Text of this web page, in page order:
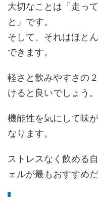
大切なことは「走っ
と」 です。
そして、それはほと
できます。
軽さと飲みやすさの
けると良いでしょう 。
機能性を気にして味
なります。
ストレスなく飲める
ェルが最もおすすめ